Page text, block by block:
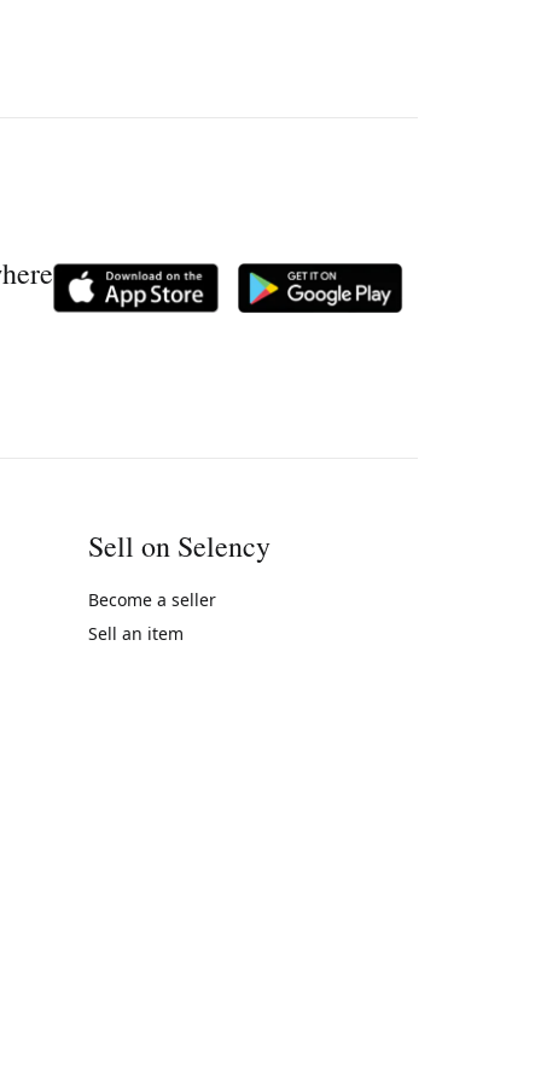
Sell on Selency
Become a seller
Sell an item